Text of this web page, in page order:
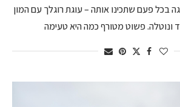
בכל פעם שתכינו אותה – עוגת רוגלך עם המון
ונוטלה. פשוט מטורף כמה היא טעימה